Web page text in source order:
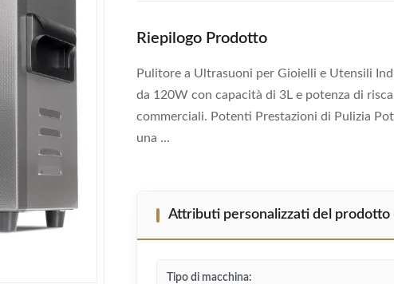
Riepilogo Prodotto
Pulitore a Ultrasuoni per Gioielli e Utensili
da 120W con capacità di 3L e potenza di
commerciali. Potenti Prestazioni di Pulizia
una ...
Attributi personalizzati del prodotto
Tipo di macchina: